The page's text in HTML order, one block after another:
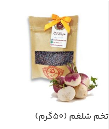
تخم شلغم (۵۰گرم)